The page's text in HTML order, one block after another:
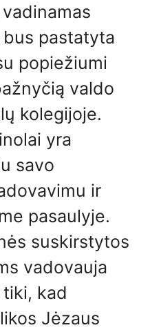
bus pastatyta
popiežiumi
valdo
kolegijoje.
yra
savo
ir
pasaulyje.
suskirstytos
vadovauja
kad
Jėzaus